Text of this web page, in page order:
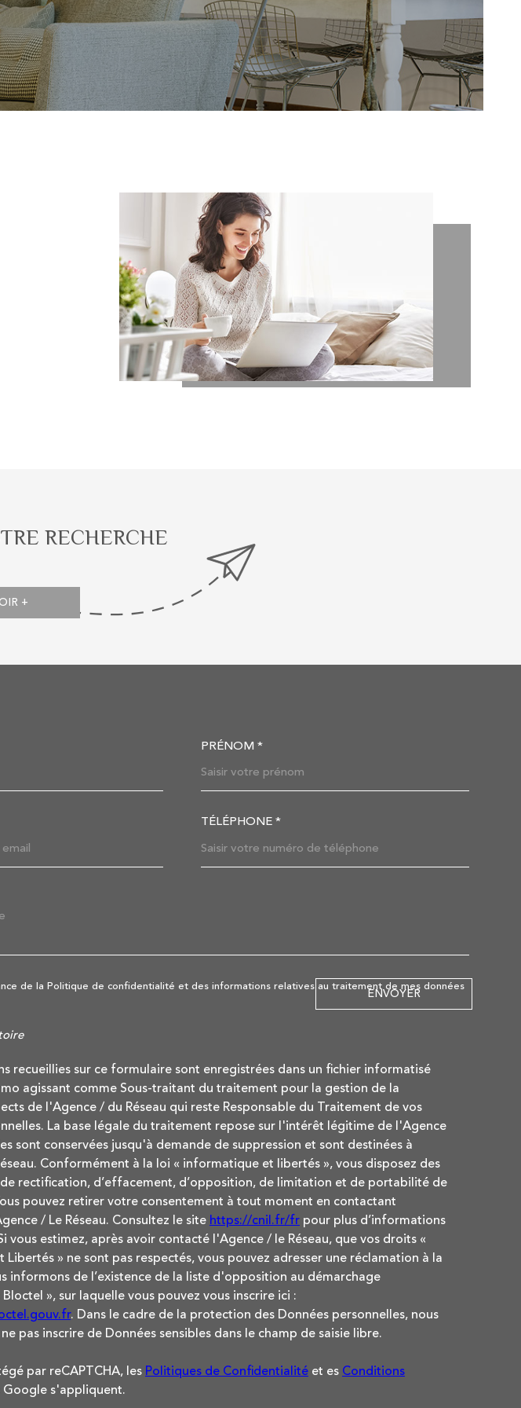
NOTRE
AVIS CLIENTS
RECHERCHE
+
PRÉNOM *
TÉLÉPHONE *
de la Politique de confidentialité et des informations relatives au traitement de mes données
ENVOYER
recueillies sur ce formulaire sont enregistrées dans un fichier informatisé
agissant comme Sous-traitant du traitement pour la gestion de la
de l'Agence / du Réseau qui reste Responsable du Traitement de vos
La base légale du traitement repose sur l'intérêt légitime de l'Agence
sont conservées jusqu'à demande de suppression et sont destinées à
Conformément à la loi « informatique et libertés », vous disposez des
de rectification, d’effacement, d’opposition, de limitation et de portabilité de
pouvez retirer votre consentement à tout moment en contactant
/ Le Réseau. Consultez le site https://cnil.fr/fr pour plus d’informations
vous estimez, après avoir contacté l'Agence / le Réseau, que vos droits «
» ne sont pas respectés, vous pouvez adresser une réclamation à la
informons de l’existence de la liste d'opposition au démarchage
», sur laquelle vous pouvez vous inscrire ici :
. Dans le cadre de la protection des Données personnelles, nous
pas inscrire de Données sensibles dans le champ de saisie libre.
par reCAPTCHA, les Politiques de Confidentialité et es Conditions
Google s'appliquent.